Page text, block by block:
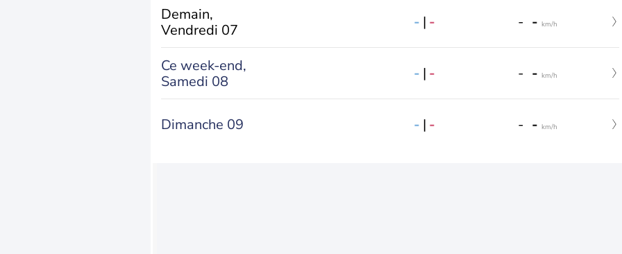
Demain,
Vendredi 07
- | - - - km/h
Ce week-end,
Samedi 08
- | - - - km/h
Dimanche 09 - | - - - km/h